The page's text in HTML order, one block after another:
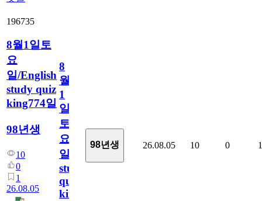
196735
8월1일토
요
일/English
study quiz
king774일
98년생
10
0
1
26.08.05
8
월
1
일
토
요
일/English
study
quiz
king774
98년생 26.08.05 10 0 1